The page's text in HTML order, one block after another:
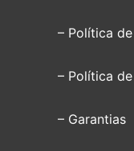
– Política
– Política
– Garantias